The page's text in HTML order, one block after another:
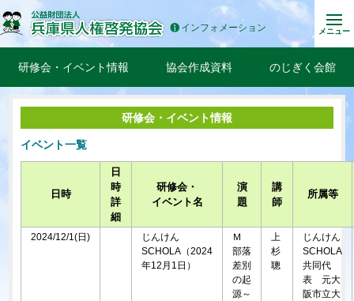
インフォメーション メニュー
研修会・イベント情報 協会作成資料 のじぎく会館
研修会・イベント情報
イベント一覧
日時
日
時
詳
細
研修会・
イベント名
演
題
講
師
所属等
2024/12/1(日)
じんけん
SCHOLA（2024
年12月1日）
Ｍ
部落
差別
の起
源～
上
杉
聰
じんけん
SCHOLA
共同代
表 元大
阪市立大